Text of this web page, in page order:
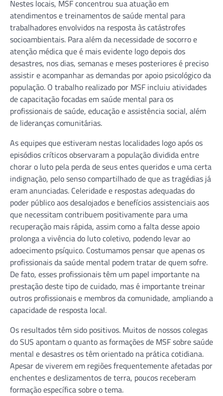
Nestes locais, MSF concentrou sua atuação em
atendimentos e treinamentos de saúde mental para
trabalhadores envolvidos na resposta às catástrofes
socioambientais. Para além da necessidade de socorro e
atenção médica que é mais evidente logo depois dos
desastres, nos dias, semanas e meses posteriores é preciso
assistir e acompanhar as demandas por apoio psicológico da
população. O trabalho realizado por MSF incluiu atividades
de capacitação focadas em saúde mental para os
profissionais de saúde, educação e assistência social, além
de lideranças comunitárias.
As equipes que estiveram nestas localidades logo após os
episódios críticos observaram a população dividida entre
chorar o luto pela perda de seus entes queridos e uma certa
indignação, pelo senso compartilhado de que as tragédias já
eram anunciadas. Celeridade e respostas adequadas do
poder público aos desalojados e benefícios assistenciais aos
que necessitam contribuem positivamente para uma
recuperação mais rápida, assim como a falta desse apoio
prolonga a vivência do luto coletivo, podendo levar ao
adoecimento psíquico. ­Costumamos pensar que apenas os
profissionais da saúde mental podem tratar de quem sofre.
De fato, esses profissionais têm um papel importante na
prestação deste tipo de cuidado, mas é importante treinar
outros profissionais e membros da comunidade, ampliando a
capacidade de resposta local.
Os resultados têm sido positivos. Muitos de nossos colegas
do SUS apontam o quanto as formações de MSF sobre saúde
mental e desastres os têm orientado na prática cotidiana.
Apesar de viverem em regiões frequentemente afetadas por
enchentes e deslizamentos de terra, poucos receberam
formação específica sobre o tema.